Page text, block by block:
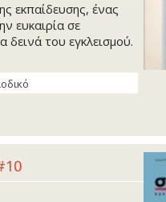
εκπαίδευσης, ένας
ευκαιρία σε
του εγκλεισμού.